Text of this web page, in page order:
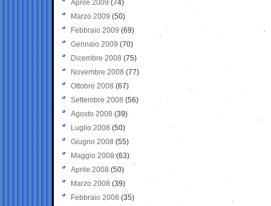
Aprile 2009 (74)
Marzo 2009 (50)
Febbraio 2009 (69)
Gennaio 2009 (70)
Dicembre 2008 (75)
Novembre 2008 (77)
Ottobre 2008 (67)
Settembre 2008 (56)
Agosto 2008 (39)
Luglio 2008 (50)
Giugno 2008 (55)
Maggio 2008(63)
Aprile 2008 (50)
Marzo 2008 (39)
Febbraio 2008 (35)